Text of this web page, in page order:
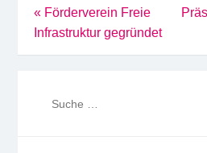
« Förderverein Freie
Infrastruktur gegründet